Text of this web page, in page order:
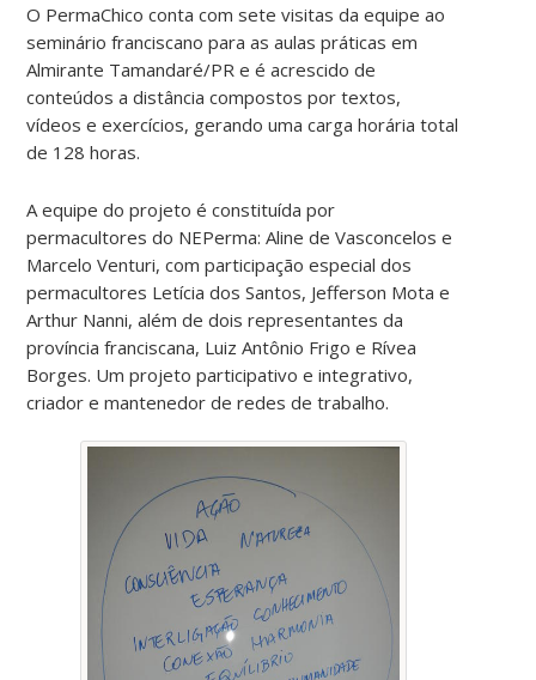
O PermaChico conta com sete visitas da equipe ao
seminário franciscano para as aulas práticas em
Almirante Tamandaré/PR e é acrescido de
conteúdos a distância compostos por textos,
vídeos e exercícios, gerando uma carga horária total
de 128 horas.
A equipe do projeto é constituída por
permacultores do NEPerma: Aline de Vasconcelos e
Marcelo Venturi, com participação especial dos
permacultores Letícia dos Santos, Jefferson Mota e
Arthur Nanni, além de dois representantes da
província franciscana, Luiz Antônio Frigo e Rívea
Borges. Um projeto participativo e integrativo,
criador e mantenedor de redes de trabalho.